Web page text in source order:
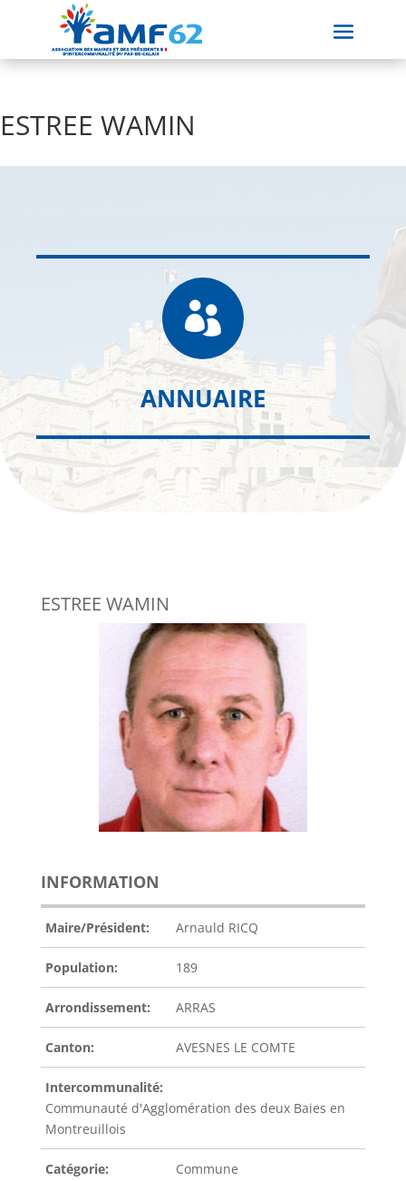
ESTREE WAMIN

ANNUAIRE
ESTREE WAMIN
INFORMATION
Maire/Président: Arnauld RICQ
Population: 189
Arrondissement: ARRAS
Canton: AVESNES LE COMTE
Intercommunalité:
Communauté d'Agglomération des deux Baies en
Montreuillois
Catégorie: Commune